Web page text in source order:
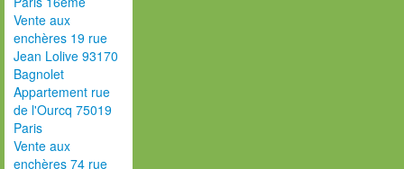
Vente aux
enchères 19 rue
Jean Lolive 93170
Bagnolet
Appartement rue
de l'Ourcq 75019
Paris
Vente aux
enchères 74 rue